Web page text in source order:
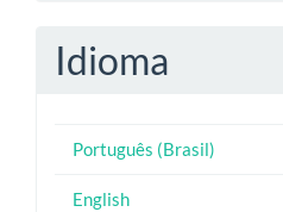
Idioma
Português (Brasil)
English